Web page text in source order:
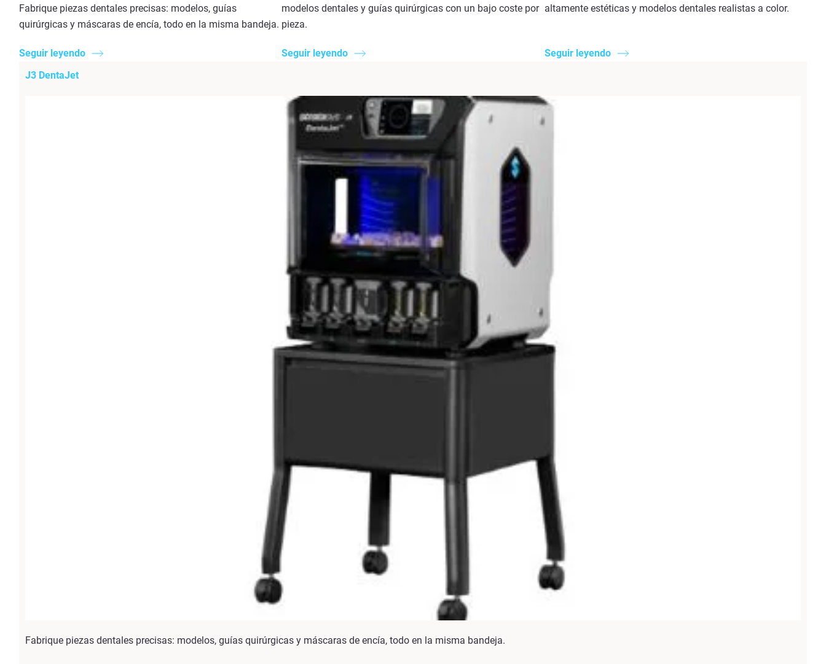
Fabrique piezas dentales precisas: modelos, guías
quirúrgicas y máscaras de encía, todo en la misma bandeja.
Seguir leyendo
modelos dentales y guías quirúrgicas con un bajo coste por
pieza.
Seguir leyendo
altamente estéticas y modelos dentales realistas a color.
Seguir leyendo
J3 DentaJet
Fabrique piezas dentales precisas: modelos, guías quirúrgicas y máscaras de encía, todo en la misma bandeja.